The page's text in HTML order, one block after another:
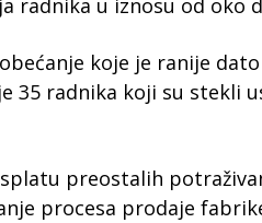
radnika u iznosu od oko
koje je ranije
35 radnika koji su stekli
preostalih
procesa prodaje